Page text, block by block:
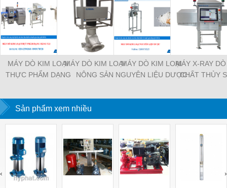
MÁY DÒ KIM LOẠI
THỰC PHẨM DẠNG
MÁY DÒ KIM LOẠI
NÔNG SẢN
MÁY DÒ KIM LOẠI
NGUYÊN LIỆU DƯỢC
MÁY X-RAY
CHẤT THỦY
Sản phẩm xem nhiều
‹ ›